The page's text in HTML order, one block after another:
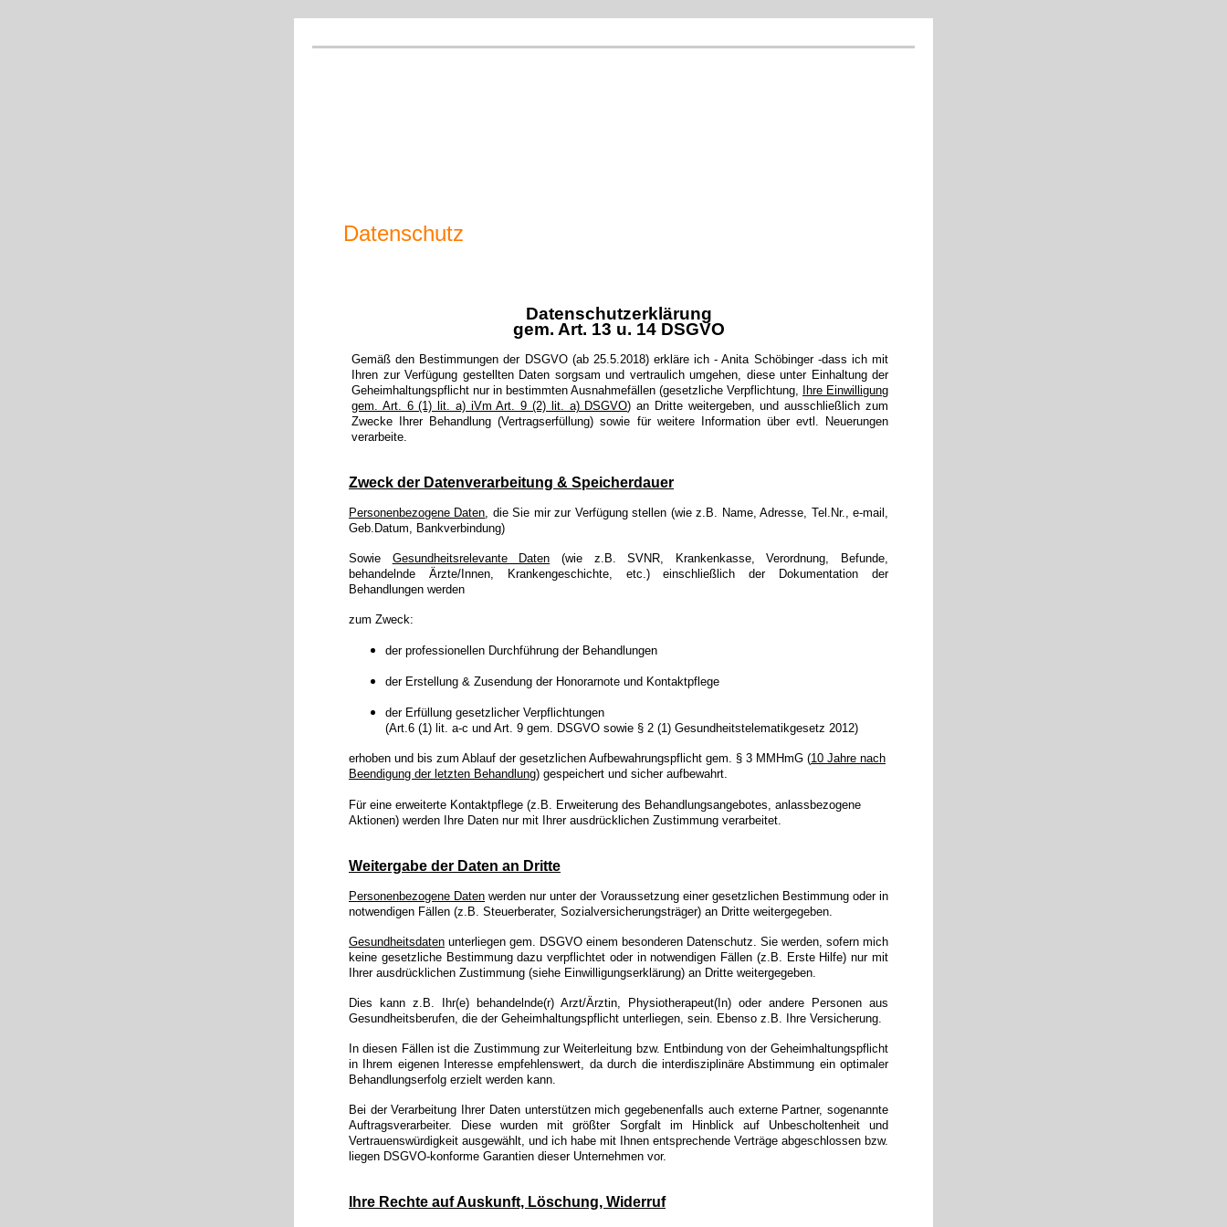
Datenschutzerklärung
gem. Art. 13 u. 14 DSGVO
Gemäß den Bestimmungen der DSGVO (ab 25.5.2018) erkläre ich - Anita Schöbinger -dass ich mit
Ihren zur Verfügung gestellten Daten sorgsam und vertraulich umgehen, diese unter Einhaltung der
Geheimhaltungspflicht nur in bestimmten Ausnahmefällen (gesetzliche Verpflichtung,
Ihre Einwilligung
gem. Art. 6 (1) lit. a) iVm Art. 9 (2) lit. a) DSGVO) an Dritte weitergeben, und ausschließlich zum
Zwecke Ihrer Behandlung (Vertragserfüllung) sowie für weitere Information über evtl. Neuerungen
verarbeite.
Zweck der Datenverarbeitung & Speicherdauer
Personenbezogene Daten, die Sie mir zur Verfügung stellen (wie z.B. Name, Adresse, Tel.Nr., e-mail,
Geb.Datum, Bankverbindung)
Sowie Gesundheitsrelevante Daten (wie z.B. SVNR, Krankenkasse, Verordnung, Befunde,
behandelnde Ärzte/Innen, Krankengeschichte, etc.) einschließlich der Dokumentation der
Behandlungen werden
zum Zweck:
der professionellen Durchführung der Behandlungen
der Erstellung & Zusendung der Honorarnote und Kontaktpflege
der Erfüllung gesetzlicher Verpflichtungen
(Art.6 (1) lit. a-c und Art. 9 gem. DSGVO sowie § 2 (1) Gesundheitstelematikgesetz 2012)
erhoben und bis zum Ablauf der gesetzlichen Aufbewahrungspflicht gem. § 3 MMHmG (10 Jahre nach
Beendigung der letzten Behandlung) gespeichert und sicher aufbewahrt.
Für eine erweiterte Kontaktpflege (z.B. Erweiterung des Behandlungsangebotes, anlassbezogene
Aktionen) werden Ihre Daten nur mit Ihrer ausdrücklichen Zustimmung verarbeitet.
Weitergabe der Daten an Dritte
Personenbezogene Daten werden nur unter der Voraussetzung einer gesetzlichen Bestimmung oder in
notwendigen Fällen (z.B. Steuerberater, Sozialversicherungsträger) an Dritte weitergegeben.
Gesundheitsdaten unterliegen gem. DSGVO einem besonderen Datenschutz. Sie werden, sofern mich
keine gesetzliche Bestimmung dazu verpflichtet oder in notwendigen Fällen (z.B. Erste Hilfe) nur mit
Ihrer ausdrücklichen Zustimmung (siehe Einwilligungserklärung) an Dritte weitergegeben.
Dies kann z.B. Ihr(e) behandelnde(r) Arzt/Ärztin, Physiotherapeut(In) oder andere Personen aus
Gesundheitsberufen, die der Geheimhaltungspflicht unterliegen, sein. Ebenso z.B. Ihre Versicherung.
In diesen Fällen ist die Zustimmung zur Weiterleitung bzw. Entbindung von der Geheimhaltungspflicht
in Ihrem eigenen Interesse empfehlenswert, da durch die interdisziplinäre Abstimmung ein optimaler
Behandlungserfolg erzielt werden kann.
Bei der Verarbeitung Ihrer Daten unterstützen mich gegebenenfalls auch externe Partner, sogenannte
Auftragsverarbeiter. Diese wurden mit größter Sorgfalt im Hinblick auf Unbescholtenheit und
Vertrauenswürdigkeit ausgewählt, und ich habe mit Ihnen entsprechende Verträge abgeschlossen bzw.
liegen DSGVO-konforme Garantien dieser Unternehmen vor.
Ihre Rechte auf Auskunft, Löschung, Widerruf
Datenschutz